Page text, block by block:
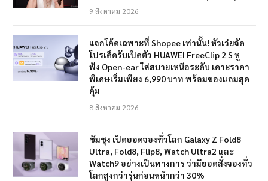
9 สิงหาคม 2026
แจกโค้ดเฉพาะที่ Shopee เท่านั้น! หัวเว่ยจัด
โปรเด็ดรับเปิดตัว HUAWEI FreeClip 2 S หู
ฟัง Open-ear ใส่สบายเหนือระดับ เคาะราคา
พิเศษเริ่มเพียง 6,990 บาท พร้อมของแถมสุด
คุ้ม
8 สิงหาคม 2026
ซัมซุง เปิดยอดจองทั่วโลก Galaxy Z Fold8
Ultra, Fold8, Flip8, Watch Ultra2 และ
Watch9 อย่างเป็นทางการ ว่ามียอดสั่งจองทั่ว
โลกสูงกว่ารุ่นก่อนหน้ากว่า 30%